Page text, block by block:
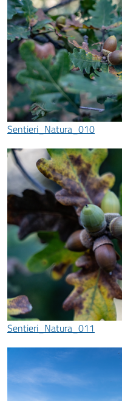
Sentieri_Natura_010
Sentieri_Natura_011